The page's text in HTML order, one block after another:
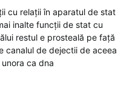
cu relații în aparatul de stat
inalte funcții de stat cu
restul e prosteală pe față
canalul de dejectii de aceea
ca dna